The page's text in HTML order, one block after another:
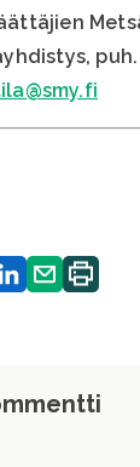
puh.
Jaa. Tulosta
sivu.